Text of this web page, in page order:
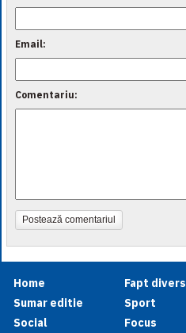
Email:
Comentariu:
Postează comentariul
Home
Sumar editie
Social
Fapt divers
Sport
Focus